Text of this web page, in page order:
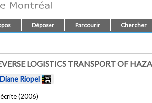
Déposer Parcourir Chercher
LOGISTICS TRANSPORT OF
Diane Riopel
(2006)